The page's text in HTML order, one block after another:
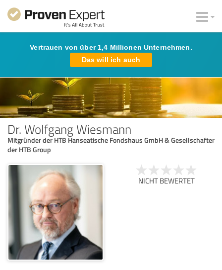
Vertrauen von über 1,4 Millionen Unternehmen.
Das will ich auch
Dr. Wolfgang Wiesmann
Mitgründer der HTB Hanseatische Fondshaus GmbH & Gesellschafter
der HTB Group
NICHT BEWERTET